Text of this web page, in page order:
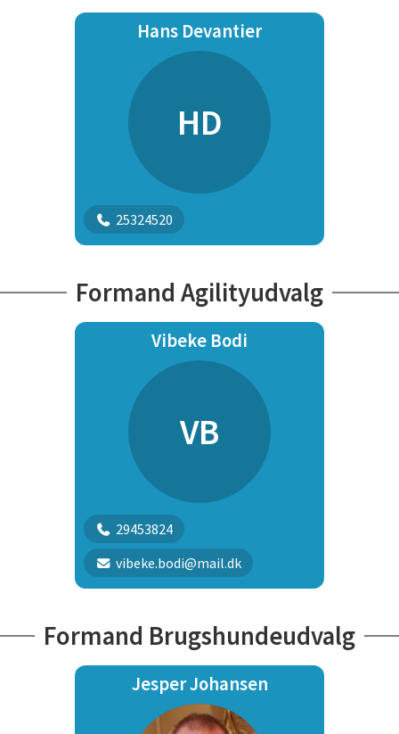
Hans Devantier
HD
25324520
Formand Agilityudvalg
Vibeke Bodi
VB
29453824
vibeke.bodi@mail.dk
Formand Brugshundeudvalg
Jesper Johansen